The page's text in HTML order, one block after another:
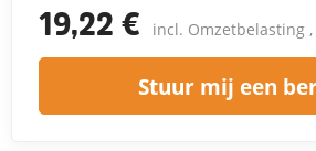
19,22 € incl. Omzetbelasting ,
Stuur mij een